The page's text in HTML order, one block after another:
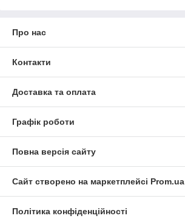
Про нас
Контакти
Доставка та оплата
Графік роботи
Повна версія сайту
Сайт створено на маркетплейсі Prom.ua
Політика конфіденційності